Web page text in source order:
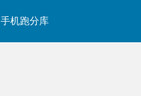
手机跑分库